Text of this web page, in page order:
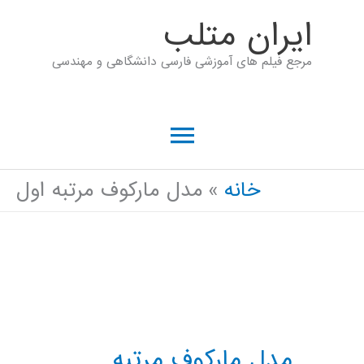
ايران متلب
مرجع فیلم های آموزشی فارسی دانشگاهی و مهندسی
فهرست
اصلی
خانه مدل مارکوف مرتبه اول